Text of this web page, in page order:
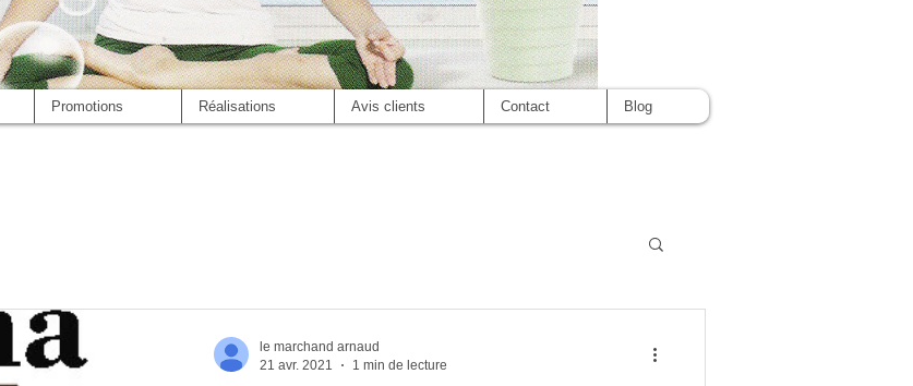
Promotions Réalisations Avis clients Contact Blog
le marchand arnaud
21 avr. 2021
1 min de lecture